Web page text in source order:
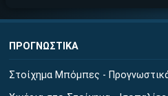
ΠΡΟΓΝΩΣΤΙΚΑ
Στοίχημα Μπόμπες -